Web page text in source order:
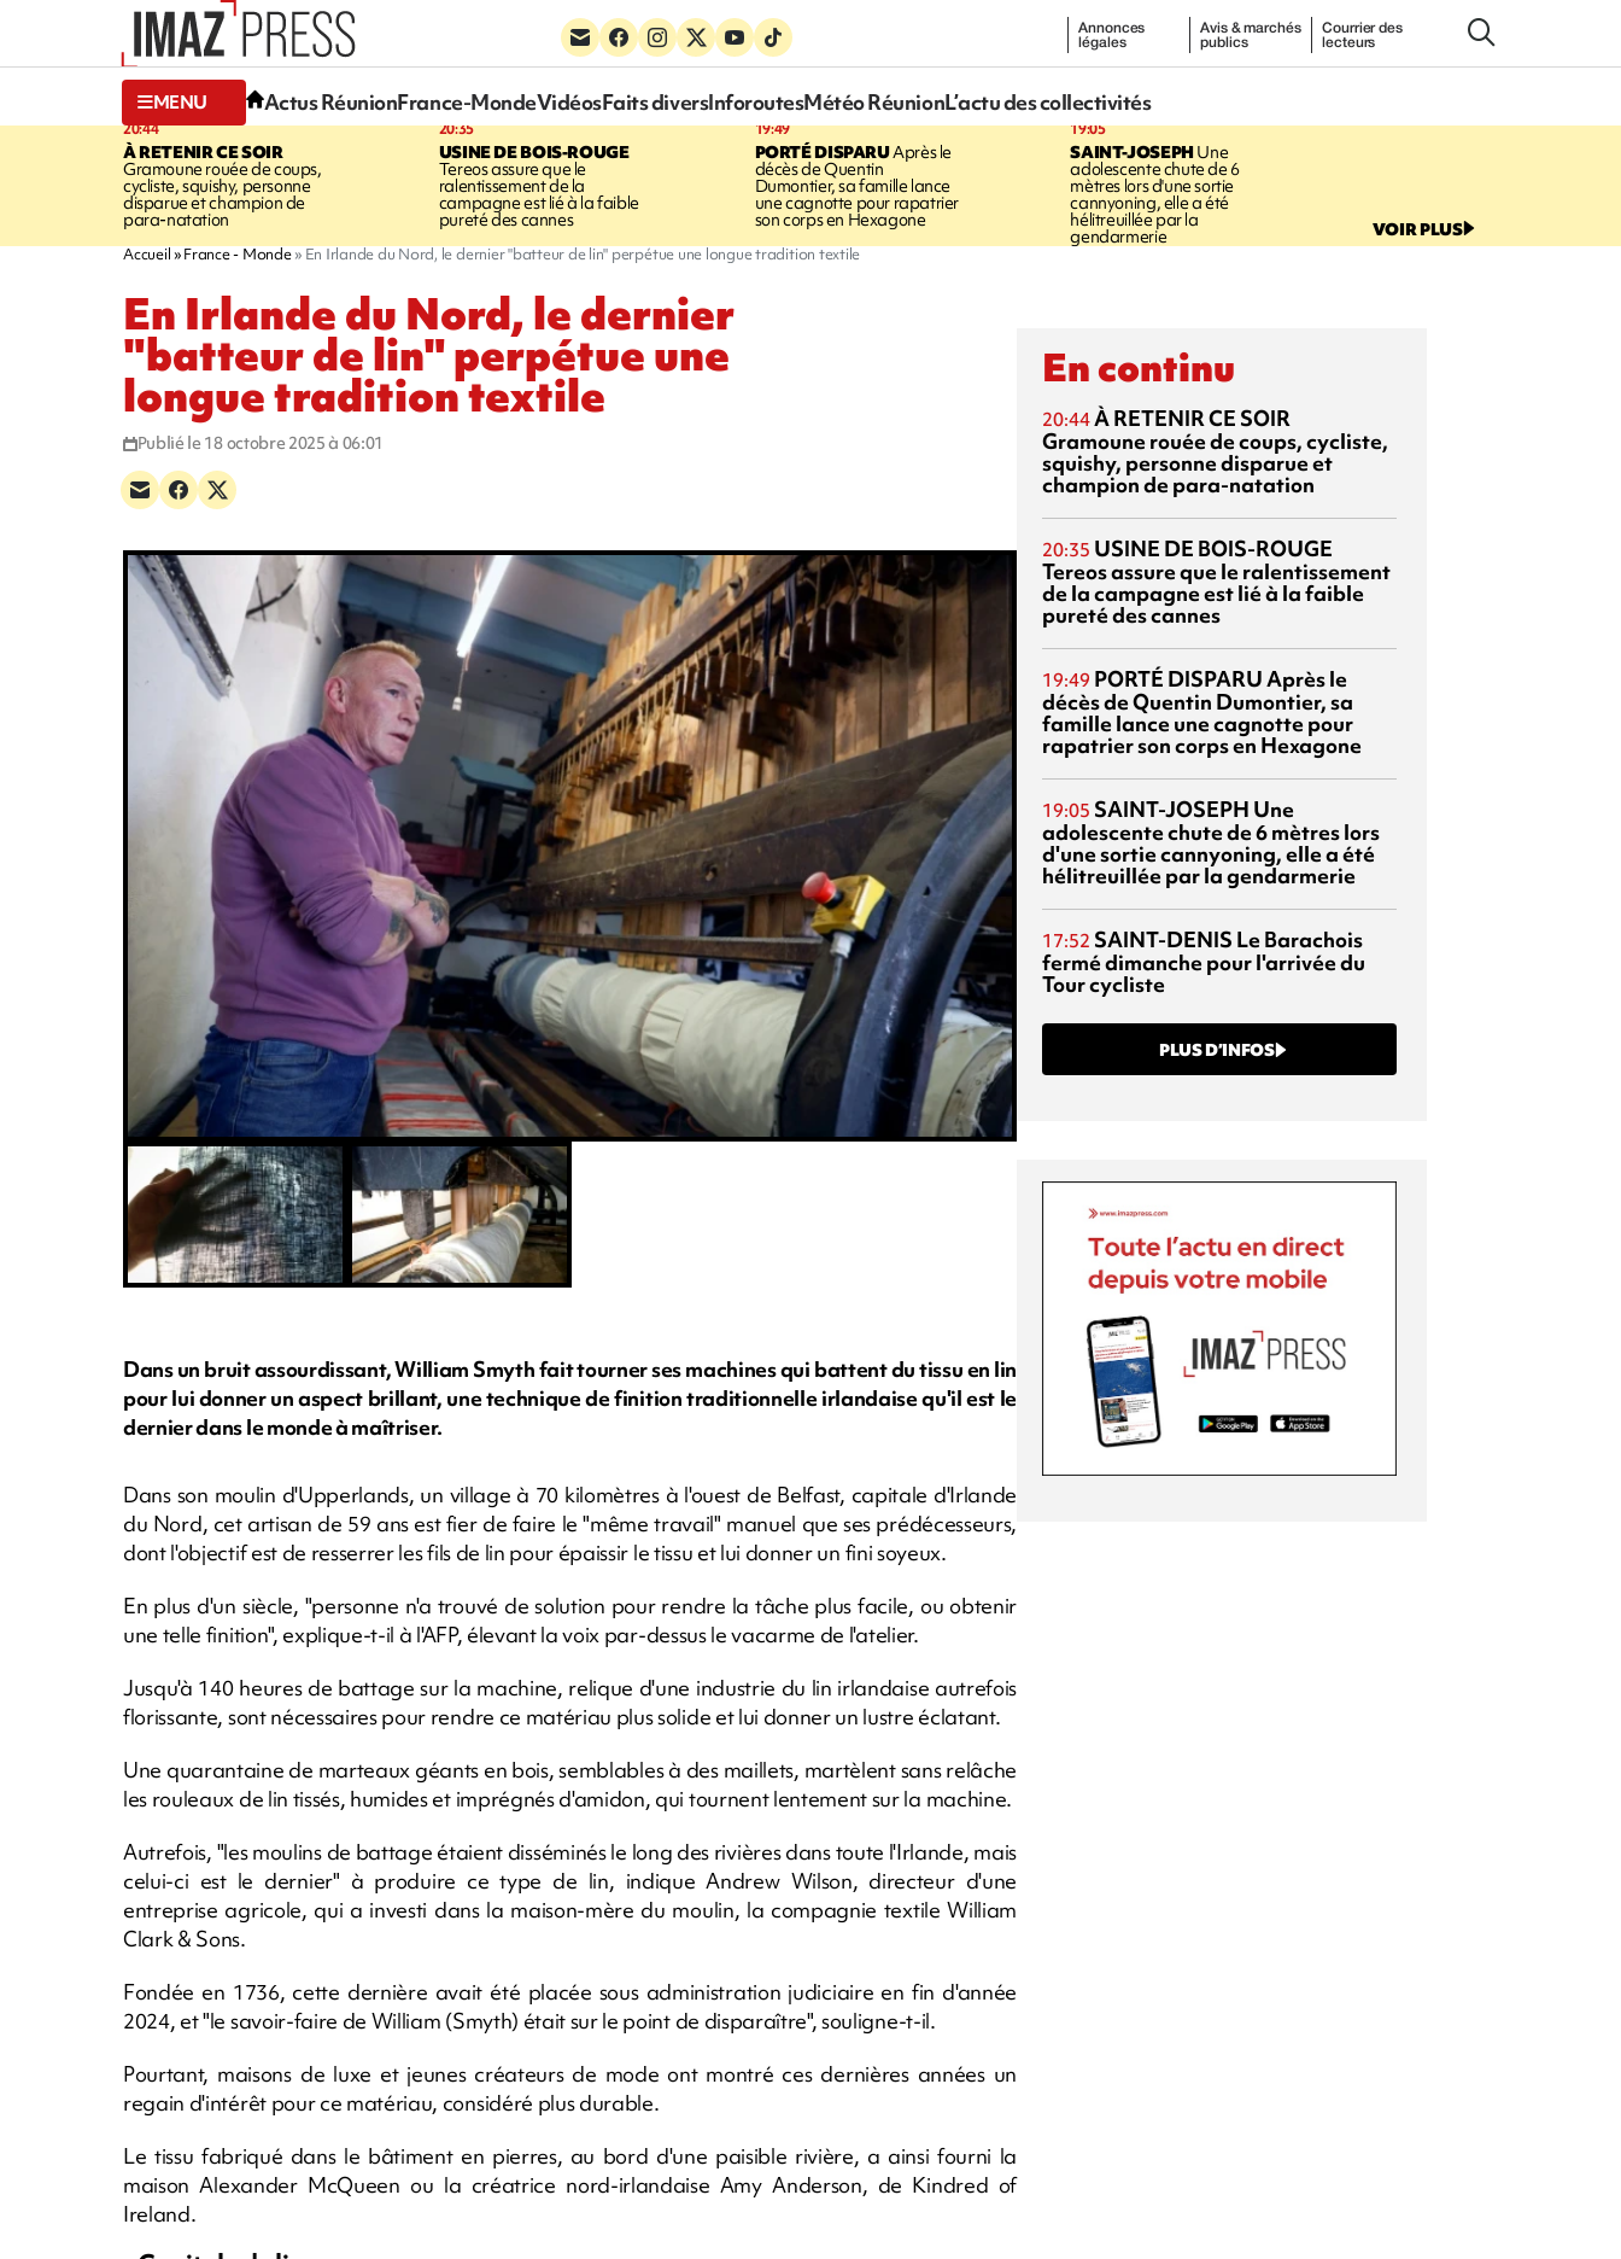
Annonces
légales
Avis & marchés
publics
Courrier des
lecteurs
MENU Actus RéunionFrance-MondeVidéosFaits diversInforoutesMétéo RéunionL’actu des collectivités
20:44
À RETENIR CE SOIR
Gramoune rouée de coups,
cycliste, squishy, personne
disparue et champion de
para-natation
20:35
USINE DE BOIS-ROUGE
Tereos assure que le
ralentissement de la
campagne est lié à la faible
pureté des cannes
19:49
PORTÉ DISPARUAprès le
décès de Quentin
Dumontier, sa famille lance
une cagnotte pour rapatrier
son corps en Hexagone
19:05
SAINT-JOSEPHUne
adolescente chute de 6
mètres lors d'une sortie
cannyoning, elle a été
hélitreuillée par la
gendarmerie VOIR PLUS
Accueil France - Monde En Irlande du Nord, le dernier "batteur de lin" perpétue une longue tradition textile
En Irlande du Nord, le dernier
"batteur de lin" perpétue une
longue tradition textile
Publié le 18 octobre 2025 à 06:01
Dans un bruit assourdissant, William Smyth fait tourner ses machines qui battent du tissu en lin
pour lui donner un aspect brillant, une technique de finition traditionnelle irlandaise qu'il est le
dernier dans le monde à maîtriser.
Dans son moulin d'Upperlands, un village à 70 kilomètres à l'ouest de Belfast, capitale d'Irlande
du Nord, cet artisan de 59 ans est fier de faire le "même travail" manuel que ses prédécesseurs,
dont l'objectif est de resserrer les fils de lin pour épaissir le tissu et lui donner un fini soyeux.
En plus d'un siècle, "personne n'a trouvé de solution pour rendre la tâche plus facile, ou obtenir
une telle finition", explique-t-il à l'AFP, élevant la voix par-dessus le vacarme de l'atelier.
Jusqu'à 140 heures de battage sur la machine, relique d'une industrie du lin irlandaise autrefois
florissante, sont nécessaires pour rendre ce matériau plus solide et lui donner un lustre éclatant.
Une quarantaine de marteaux géants en bois, semblables à des maillets, martèlent sans relâche
les rouleaux de lin tissés, humides et imprégnés d'amidon, qui tournent lentement sur la machine.
Autrefois, "les moulins de battage étaient disséminés le long des rivières dans toute l'Irlande, mais
celui-ci est le dernier" à produire ce type de lin, indique Andrew Wilson, directeur d'une
entreprise agricole, qui a investi dans la maison-mère du moulin, la compagnie textile William
Clark & Sons.
Fondée en 1736, cette dernière avait été placée sous administration judiciaire en fin d'année
2024, et "le savoir-faire de William (Smyth) était sur le point de disparaître", souligne-t-il.
Pourtant, maisons de luxe et jeunes créateurs de mode ont montré ces dernières années un
regain d'intérêt pour ce matériau, considéré plus durable.
Le tissu fabriqué dans le bâtiment en pierres, au bord d'une paisible rivière, a ainsi fourni la
maison Alexander McQueen ou la créatrice nord-irlandaise Amy Anderson, de Kindred of
Ireland.
En continu
20:44À RETENIR CE SOIR
Gramoune rouée de coups, cycliste,
squishy, personne disparue et
champion de para-natation
20:35 USINE DE BOIS-ROUGE
Tereos assure que le ralentissement
de la campagne est lié à la faible
pureté des cannes
19:49 PORTÉ DISPARUAprès le
décès de Quentin Dumontier, sa
famille lance une cagnotte pour
rapatrier son corps en Hexagone
19:05 SAINT-JOSEPH Une
adolescente chute de 6 mètres lors
d'une sortie cannyoning, elle a été
hélitreuillée par la gendarmerie
17:52 SAINT-DENIS Le Barachois
fermé dimanche pour l'arrivée du
Tour cycliste
PLUS D’INFOS